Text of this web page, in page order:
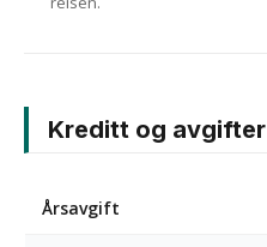
Kreditt og avgifter
Årsavgift